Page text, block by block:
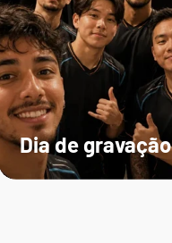
Dia de gravação